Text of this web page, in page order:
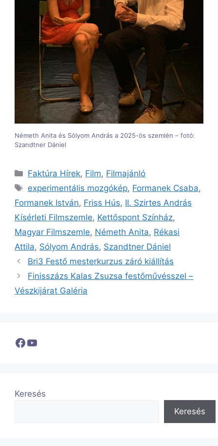
Németh Anita és Sólyom András a 2025-ös szemlén – fotó:
Szandtner Dániel
Kategória
Faktúra Hírek, Film, Filmajánló
Címkék
experimentális mozgókép, Formanek Csaba,
Formanek István, Friss Hús, II. Szirtes András
Kísérleti Filmszemle, Kettőspont Színház,
Magyar Filmszemle, Németh Anita, Rékasi
Attila, Sólyom András, Szandtner Dániel
Bri3 Festő mesterkurzus záró kiállítás
Finisszázs Kalas Zsuzsa festőművésszel –
Vészkijárat Galéria
Facebook
YouTube
Keresés
Keresés